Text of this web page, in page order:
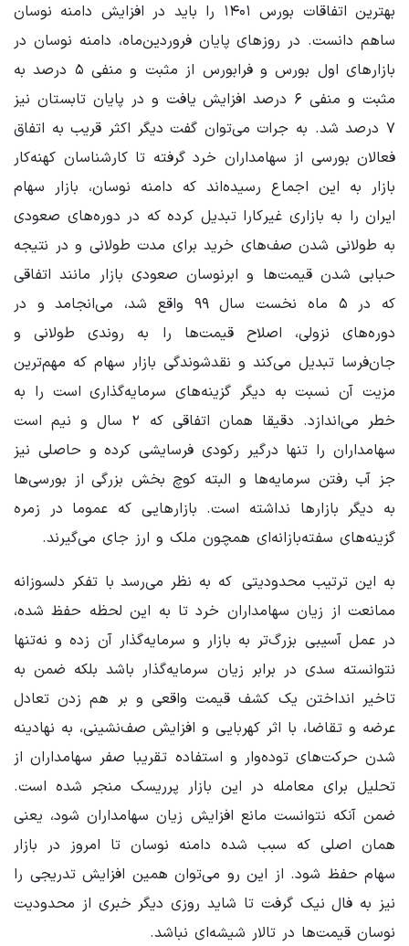
بهترین اتفاقات بورس ۱۴۰۱ را باید در افزایش دامنه نوسان
ساهم دانست. در روزهای پایان فروردین‌ماه، دامنه نوسان در
بازارهای اول بورس و فرابورس از مثبت و منفی ۵ درصد به
مثبت و منفی ۶ درصد افزایش یافت و در پایان تابستان نیز
۷ درصد شد. به جرات می‌توان گفت دیگر اکثر قریب به اتفاق
فعالان بورسی از سهامداران خرد گرفته تا کارشناسان کهنه‌کار
بازار به این اجماع رسیده‌اند که دامنه‌ نوسان، بازار سهام
ایران را به بازاری غیرکارا تبدیل کرده که در دوره‌های صعودی
به طولانی‌ شدن صف‌های خرید برای مدت طولانی و در نتیجه
حبابی شدن قیمت‌ها و ابرنوسان صعودی بازار مانند اتفاقی
که در ۵ ماه نخست سال ۹۹ واقع شد، می‌انجامد و در
دوره‌های نزولی، اصلاح قیمت‌ها را به روندی طولانی و
جان‌فرسا تبدیل می‌کند و نقدشوندگی بازار سهام که مهم‌ترین
مزیت آن نسبت به دیگر گزینه‌های سرمایه‌گذاری است را به
خطر می‌اندازد. دقیقا همان اتفاقی که ۲ سال و نیم است
سهامداران را تنها درگیر رکودی فرسایشی کرده و حاصلی نیز
جز آب رفتن سرمایه‌ها و البته کوچ بخش بزرگی از بورسی‌ها
به دیگر بازارها نداشته است. بازارهایی که عموما در زمره
گزینه‌های سفته‌بازانه‌ای همچون ملک و ارز جای می‌گیرند.
به این ترتیب محدودیتی که به نظر می‌رسد با تفکر دلسوزانه
ممانعت از زیان سهامداران خرد تا به این لحظه حفظ شده،
در عمل آسیبی بزرگ‌تر به بازار و سرمایه‌گذار آن زده و نه‌تنها
نتوانسته سدی در برابر زیان سرمایه‌گذار باشد بلکه ضمن به
تاخیر انداختن یک کشف قیمت واقعی و بر هم زدن تعادل
عرضه و تقاضا، با اثر کهربایی و افزایش صف‌نشینی، به نهادینه
شدن حرکت‌های توده‌وار و استفاده تقریبا صفر سهامداران از
تحلیل برای معامله در این بازار پرریسک منجر شده است.
ضمن آنکه نتوانست مانع افزایش زیان سهامداران شود، یعنی
همان اصلی که سبب شده دامنه نوسان تا امروز در بازار
سهام حفظ شود. از این رو می‌توان همین افزایش تدریجی را
نیز به فال نیک گرفت تا شاید روزی دیگر خبری از محدودیت
نوسان قیمت‌ها در تالار شیشه‌ای نباشد.